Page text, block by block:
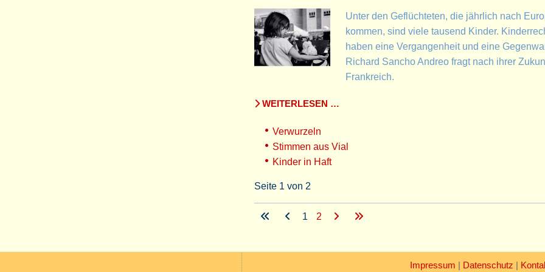
Unter den Geflüchteten, die jährlich nach
kommen, sind viele tausend Kinder.
haben eine Vergangenheit und eine
Richard Sancho Andreo fragt nach ihrer
Frankreich.
WEITERLESEN …
Verwurzeln
Stimmen aus Vial
Kinder in Haft
Seite 1 von 2
1 2
Impressum Datenschutz